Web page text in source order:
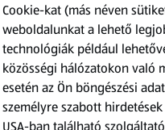
Amíg a készlet
XXL
ACTIMEL
Actimel
Cookie-kat (más néven
weboldalunkat a lehető
technológiák például
közösségi hálózatokon való
esetén az Ön böngészési
személyre szabott